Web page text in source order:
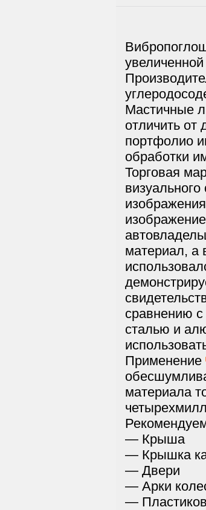
Мастичные
отличить от
портфолио
обработки
Торговая
материал, а
сравнению
сталью и
Применение
материала
— Крыша
— Крышка
— Двери
— Арки
—